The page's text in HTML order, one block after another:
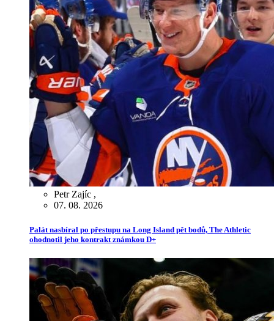
Petr Zajíc ,
07. 08. 2026
Palát nasbíral po přestupu na Long Island pět bodů, The Athletic
ohodnotil jeho kontrakt známkou D+